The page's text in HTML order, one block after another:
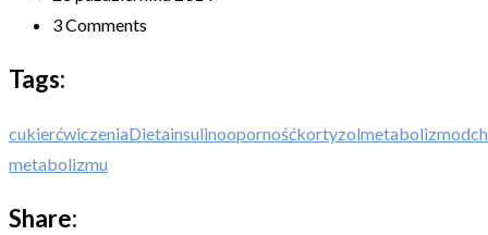
3 Comments
Tags:
cukierćwiczeniaDietainsulinoopornośćkortyzolmetabolizm
metabolizmu
Share: